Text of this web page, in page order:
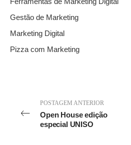
Gestão de Marketing
Marketing Digital
Pizza com Marketing
POSTAGEM ANTERIOR
Open House edição
especial UNISO